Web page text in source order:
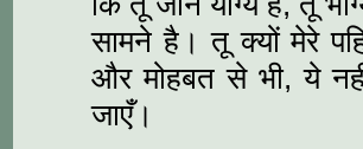
सामने है। तू क्‍यों मेरे
और मोहबत से भी, ये
जाएँ।